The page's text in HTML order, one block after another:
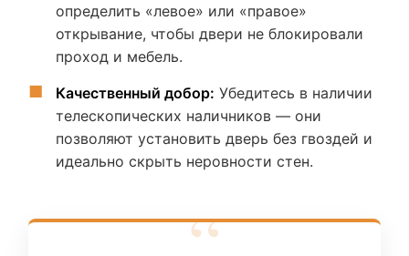
определить «левое» или «правое»
открывание, чтобы двери не блокировали
проход и мебель.
Качественный добор: Убедитесь в наличии
телескопических наличников — они
позволяют установить дверь без гвоздей и
идеально скрыть неровности стен.